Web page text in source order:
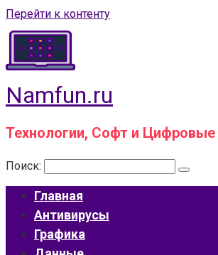
Перейти к контенту
Namfun.ru
Технологии, Софт и
Поиск:
Главная
Антивирусы
Графика